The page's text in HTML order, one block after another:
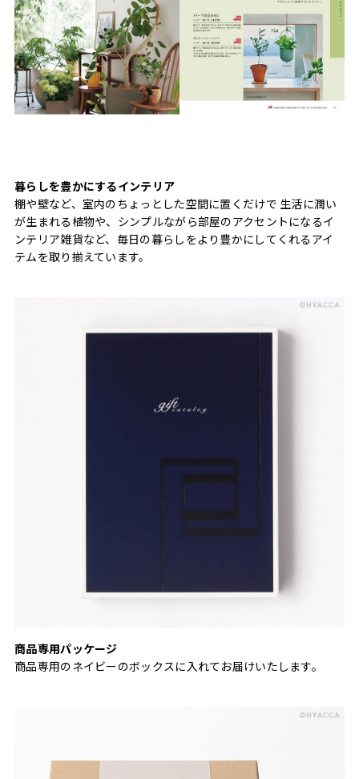
暮らしを豊かにするインテリア
棚や壁など、室内のちょっとした空間に置くだけで 生活に潤い
が生まれる植物や、シンプルながら部屋のアクセントになるイ
ンテリア雑貨など、毎日の暮らしをより豊かにしてくれるアイ
テムを取り揃えています。
商品専用パッケージ
商品専用のネイビーのボックスに入れてお届けいたします。